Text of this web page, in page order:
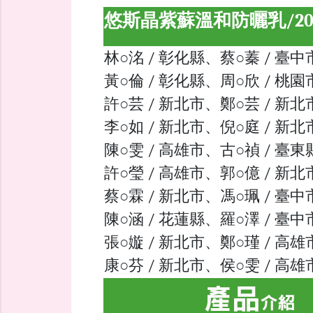
悠斯晶紫蘇溫和防曬乳/
林○洺 / 彰化縣、蔡○蓁 / 臺中
黃○倫 / 彰化縣、周○欣 / 桃園
許○芸 / 新北市、鄭○芸 / 新北
李○如 / 新北市、倪○庭 / 新北
陳○雯 / 高雄市、古○禎 / 臺東
許○瑩 / 高雄市、郭○億 / 新北
蔡○霖 / 新北市、馮○珮 / 臺中
陳○涵 / 花蓮縣、羅○澤 / 臺中
張○嫙 / 新北市、鄭○瑾 / 高雄
康○芬 / 新北市、侯○雯 / 高雄